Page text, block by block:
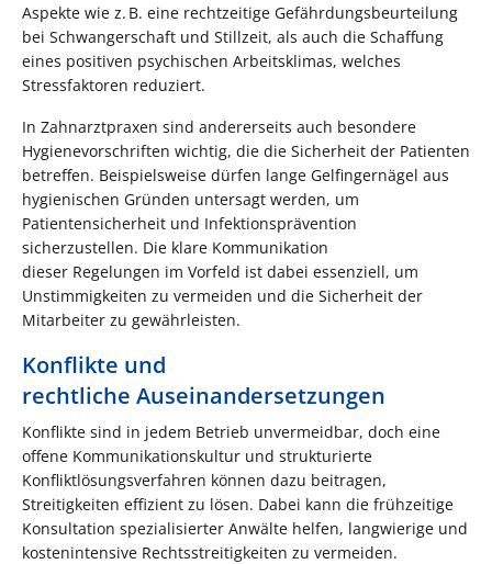
Aspekte wie z. B. eine rechtzeitige Gefährdungsbeurteilung
bei Schwangerschaft und Stillzeit, als auch die Schaffung
eines positiven psychischen Arbeitsklimas, welches
Stressfaktoren reduziert.
In Zahnarztpraxen sind andererseits auch besondere
Hygienevorschriften wichtig, die die Sicherheit der Patienten
betreffen. Beispielsweise dürfen lange Gelfingernägel aus
hygienischen Gründen untersagt werden, um
Patientensicherheit und Infektionsprävention
sicherzustellen. Die klare Kommunikation
dieser Regelungen im Vorfeld ist dabei essenziell, um
Unstimmigkeiten zu vermeiden und die Sicherheit der
Mitarbeiter zu gewährleisten.
Konflikte und
rechtliche Auseinandersetzungen
Konflikte sind in jedem Betrieb unvermeidbar, doch eine
offene Kommunikationskultur und strukturierte
Konfliktlösungsverfahren können dazu beitragen,
Streitigkeiten effizient zu lösen. Dabei kann die frühzeitige
Konsultation spezialisierter Anwälte helfen, langwierige und
kostenintensive Rechtsstreitigkeiten zu vermeiden.